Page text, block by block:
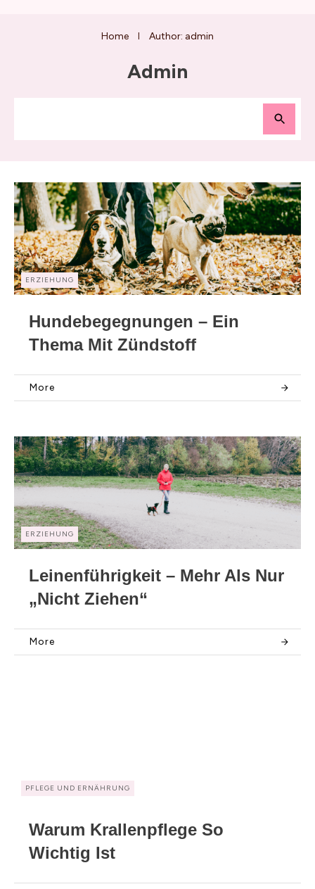
Home Author: admin
Admin
ERZIEHUNG
Hundebegegnungen – Ein
Thema Mit Zündstoff
More
ERZIEHUNG
Leinenführigkeit – Mehr Als Nur
„nicht Ziehen“
More
PFLEGE UND ERNÄHRUNG
Warum Krallenpflege So
Wichtig Ist